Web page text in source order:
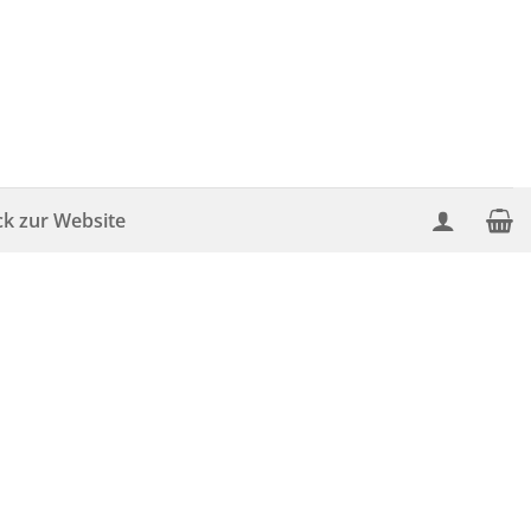
zur Website